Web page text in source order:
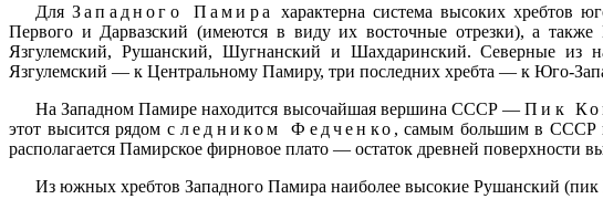
Для Западного Памира
характерна система высоких хребтов
Первого и Дарвазский (имеются в виду их восточные отрезки), а
Язгулемский, Рушанский, Шугнанский и Шахдаринский. Северные из
Язгулемский — к Центральному Памиру, три последних хребта — к Юго-
На Западном Памире находится высочайшая вершина СССР —Пик
этот высится рядом следником Федченко , самым большим в СССР
располагается Памирское фирновое плато — остаток древней поверхности
Из южных хребтов Западного Памира наиболее высокие Рушанский